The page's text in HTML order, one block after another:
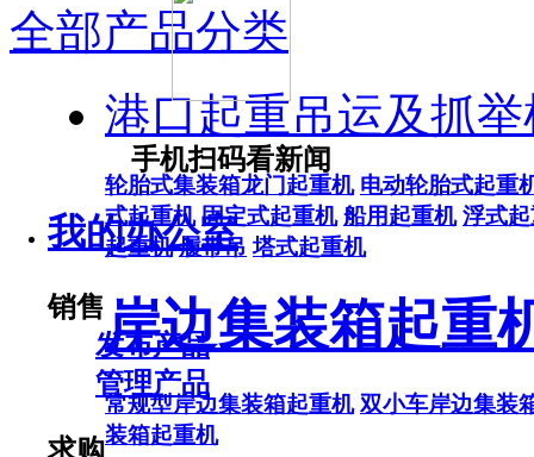
手机扫码看新闻
我的办公室
销售
发布产品
管理产品
求购
全部产品分类
港口起重吊运及抓
轮胎式集装箱龙门起重机 电动轮胎式起重
式起重机 固定式起重机 船用起重机 浮式
起重机 履带吊 塔式起重机
岸边集装箱起重
常规型岸边集装箱起重机 双小车岸边集装
装箱起重机